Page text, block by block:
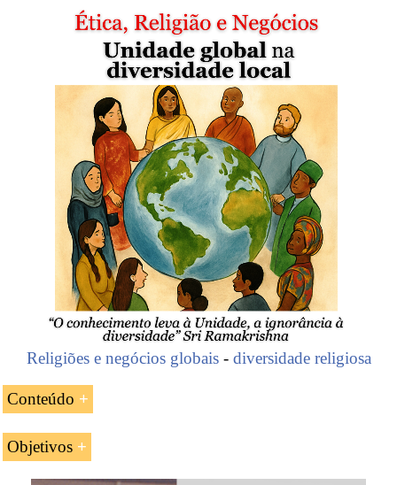
Religiões e negócios globais- diversidade religiosa
Conteúdo
Introdução ao mundo árabe
Objetivos